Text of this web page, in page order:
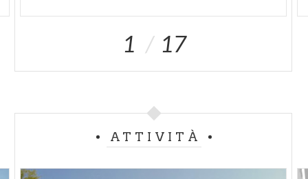
1 17
ATTIVITÀ